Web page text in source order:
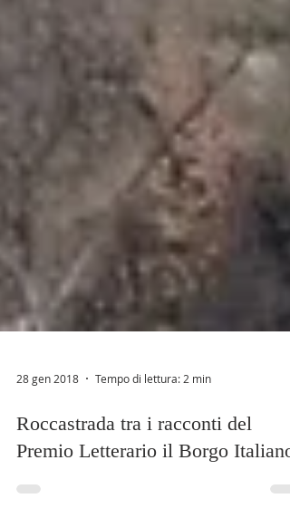
28 gen 2018 Tempo di lettura: 2 min
Roccastrada tra i racconti del
Premio Letterario il Borgo Italiano